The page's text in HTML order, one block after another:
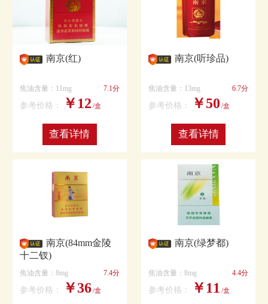
南京(红)
焦油含量：11mg 7.1分
参考价格： ￥12 /盒
查看详情
南京(听珍品)
焦油含量：13mg 6.7分
参考价格： ￥50 /盒
查看详情
南京(84mm金陵
十二钗)
焦油含量：8mg 7.4分
参考价格： ￥36/盒
南京(绿梦都)
焦油含量：8mg 4.4分
参考价格： ￥11 /盒